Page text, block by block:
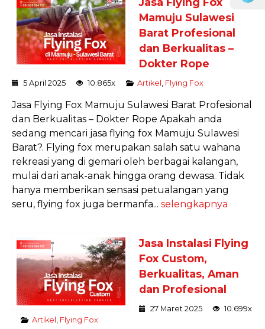
Mamuju Sulawesi
Barat Profesional
dan Berkualitas –
Dokter Rope
5 April 2025 10.865x Artikel Flying Fox
Jasa Flying Fox Mamuju Sulawesi Barat Profesional
dan Berkualitas – Dokter Rope Apakah anda
sedang mencari jasa flying fox Mamuju Sulawesi
Barat?. Flying fox merupakan salah satu wahana
rekreasi yang di gemari oleh berbagai kalangan,
mulai dari anak-anak hingga orang dewasa. Tidak
hanya memberikan sensasi petualangan yang
seru, flying fox juga bermanfa... selengkapnya
Jasa Instalasi Flying
Fox Custom,
Berkualitas, Aman
dan Profesional
27 Maret 2025
10.699x
Artikel
Flying Fox